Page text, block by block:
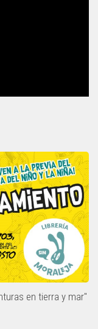
en tierra y mar"